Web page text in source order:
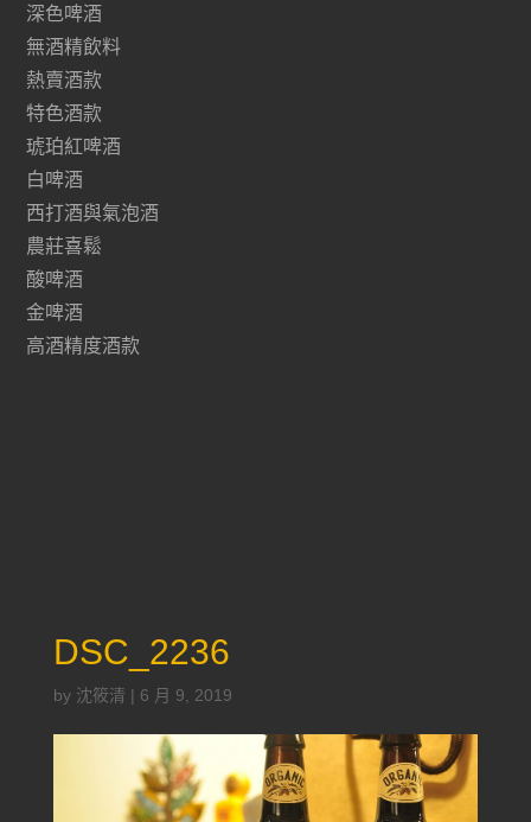
深色啤酒
無酒精飲料
熱賣酒款
特色酒款
琥珀紅啤酒
白啤酒
西打酒與氣泡酒
農莊喜鬆
酸啤酒
金啤酒
高酒精度酒款
DSC_2236
by 沈筱清 | 6 月 9, 2019